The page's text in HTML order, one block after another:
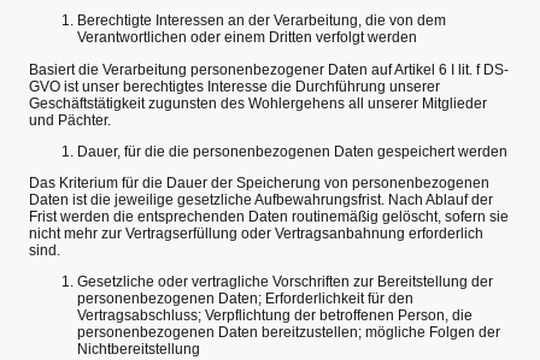
Berechtigte Interessen an der Verarbeitung, die von dem
Verantwortlichen oder einem Dritten verfolgt werden
Basiert die Verarbeitung personenbezogener Daten auf Artikel 6 I lit. f DS-
GVO ist unser berechtigtes Interesse die Durchführung unserer
Geschäftstätigkeit zugunsten des Wohlergehens all unserer Mitglieder
und Pächter.
Dauer, für die die personenbezogenen Daten gespeichert werden
Das Kriterium für die Dauer der Speicherung von personenbezogenen
Daten ist die jeweilige gesetzliche Aufbewahrungsfrist. Nach Ablauf der
Frist werden die entsprechenden Daten routinemäßig gelöscht, sofern sie
nicht mehr zur Vertragserfüllung oder Vertragsanbahnung erforderlich
sind.
Gesetzliche oder vertragliche Vorschriften zur Bereitstellung der
personenbezogenen Daten; Erforderlichkeit für den
Vertragsabschluss; Verpflichtung der betroffenen Person, die
personenbezogenen Daten bereitzustellen; mögliche Folgen der
Nichtbereitstellung